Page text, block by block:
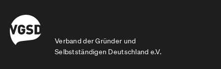
Verband der Gründer und
Selbstständigen Deutschland e.V.